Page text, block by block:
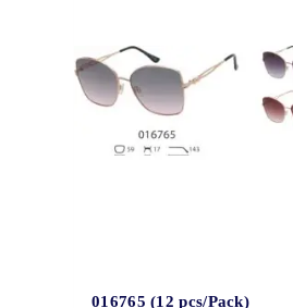
016765 (12 pcs/Pack)